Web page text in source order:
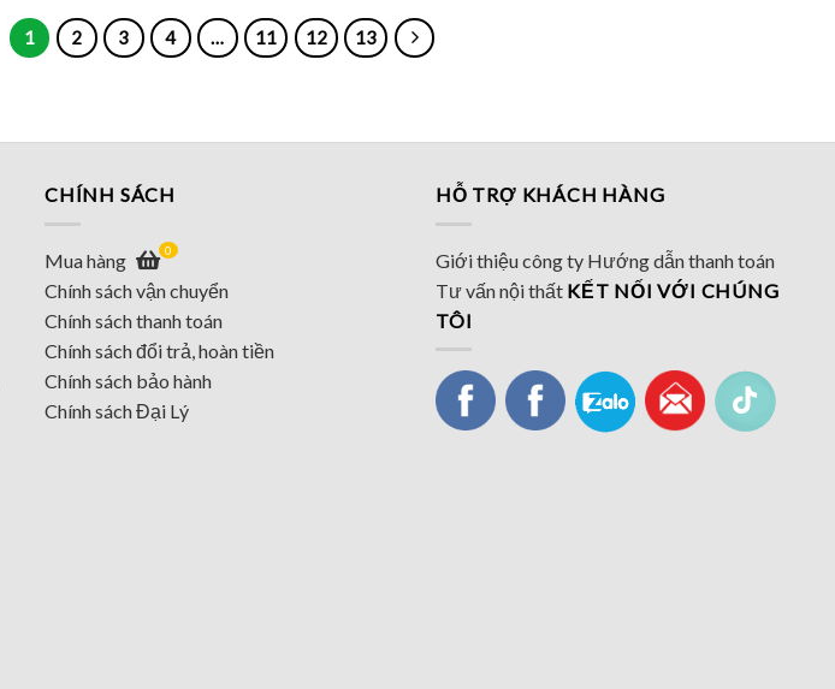
1 2 3 4 … 11 12 13
CHÍNH SÁCH
Mua hàng 0
Chính sách vận chuyển
Chính sách thanh toán
Chính sách đổi trả, hoàn tiền
Chính sách bảo hành
Chính sách Đại Lý
HỖ TRỢ KHÁCH HÀNG
Giới thiệu công ty Hướng dẫn thanh toán
Tư vấn nội thất KẾT NỐI VỚI CHÚNG
TÔI